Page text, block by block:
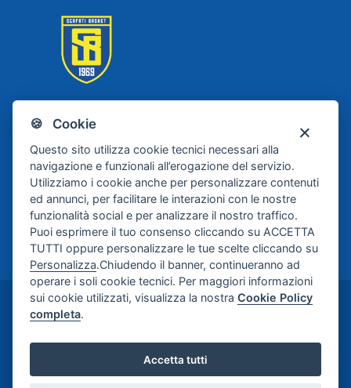
🍪 Cookie
Questo sito utilizza cookie tecnici necessari alla
navigazione e funzionali all’erogazione del servizio.
Utilizziamo i cookie anche per personalizzare contenuti
ed annunci, per facilitare le interazioni con le nostre
funzionalità social e per analizzare il nostro traffico.
Puoi esprimere il tuo consenso cliccando su ACCETTA
TUTTI oppure personalizzare le tue scelte cliccando su
Personalizza.Chiudendo il banner, continueranno ad
operare i soli cookie tecnici. Per maggiori informazioni
sui cookie utilizzati, visualizza la nostraCookie Policy
completa.
Accetta tutti
Scafati Basket
©2024-2026 Casa di Cura Maria Rosaria S.p.A. -